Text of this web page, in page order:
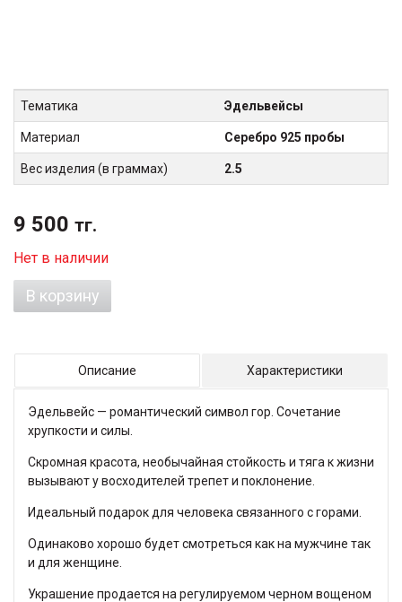
Тематика Эдельвейсы
Материал Серебро 925 пробы
Вес изделия (в граммах) 2.5
9 500 тг.
Нет в наличии
В корзину
Описание Характеристики
Эдельвейс — романтический символ гор. Сочетание
хрупкости и силы.
Скромная красота, необычайная стойкость и тяга к жизни
вызывают у восходителей трепет и поклонение.
Идеальный подарок для человека связанного с горами.
Одинаково хорошо будет смотреться как на мужчине так
и для женщине.
Украшение продается на регулируемом черном вощеном